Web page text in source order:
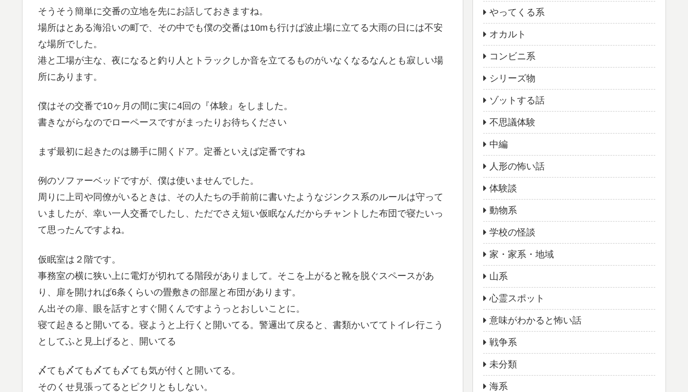
そうそう簡単に交番の立地を先にお話しておきますね。
場所はとある海沿いの町で、その中でも僕の交番は10mも行けば波止場に立てる大雨の日には不安
な場所でした。
港と工場が主な、夜になると釣り人とトラックしか音を立てるものがいなくなるなんとも寂しい場
所にあります。
僕はその交番で10ヶ月の間に実に4回の『体験』をしました。
書きながらなのでローペースですがまったりお待ちください
まず最初に起きたのは勝手に開くドア。定番といえば定番ですね
例のソファーベッドですが、僕は使いませんでした。
周りに上司や同僚がいるときは、その人たちの手前前に書いたようなジンクス系のルールは守って
いましたが、幸い一人交番でしたし、ただでさえ短い仮眠なんだからチャントした布団で寝たいっ
て思ったんですよね。
仮眠室は２階です。
事務室の横に狭い上に電灯が切れてる階段がありまして。そこを上がると靴を脱ぐスペースがあ
り、扉を開ければ6条くらいの畳敷きの部屋と布団があります。
ん出その扉、眼を話すとすぐ開くんですようっとおしいことに。
寝て起きると開いてる。寝ようと上行くと開いてる。警邏出て戻ると、書類かいててトイレ行こう
としてふと見上げると、開いてる
〆ても〆ても〆ても〆ても気が付くと開いてる。
そのくせ見張ってるとピクリともしない。
やってくる系
オカルト
コンビニ系
シリーズ物
ゾットする話
不思議体験
中編
人形の怖い話
体験談
動物系
学校の怪談
家・家系・地域
山系
心霊スポット
意味がわかると怖い話
戦争系
未分類
海系